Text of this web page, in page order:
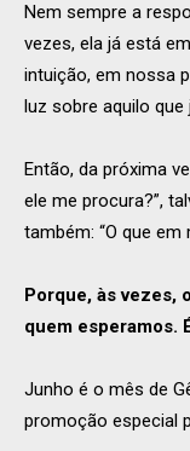
Nem sempre a
vezes, ela já está
intuição, em nossa
luz sobre aquilo
Então, da próxima
ele me procura?”,
também: “O que
Porque, às vezes,
quem esperamos.
Junho é o mês de
promoção especial